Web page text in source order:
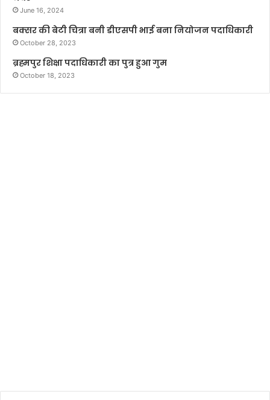
June 16, 2024
बक्सर की बेटी चित्रा बनी डीएसपी भाई बना नियोजन पदाधिकारी
October 28, 2023
ब्रह्मपुर शिक्षा पदाधिकारी का पुत्र हुआ गुम
October 18, 2023